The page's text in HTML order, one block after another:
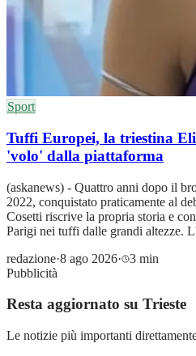
Sport
Tuffi Europei, la triestina
'volo' dalla piattaforma
(askanews) - Quattro anni dopo il
2022, conquistato praticamente al
Cosetti riscrive la propria storia e
Parigi nei tuffi dalle grandi altezze.
redazione·8 ago 2026·
3 min
Pubblicità
Resta aggiornato su Trieste
Le notizie più importanti